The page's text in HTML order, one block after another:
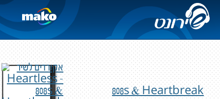
808s & Heartbreak